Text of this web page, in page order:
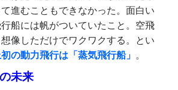
進むこともできなかった。面白い
船には帆がついていたこと。空飛
像しただけでワクワクする。とい
の動力飛行は「蒸気飛行船」 。
未来